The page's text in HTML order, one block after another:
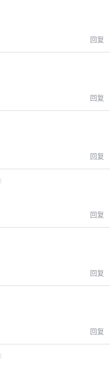
回复
回复
回复
回复
回复
回复